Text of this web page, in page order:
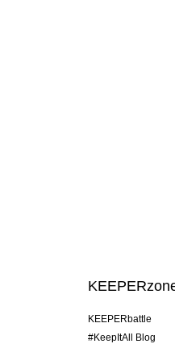
KEEPERbattle
#KeepItAll Blog